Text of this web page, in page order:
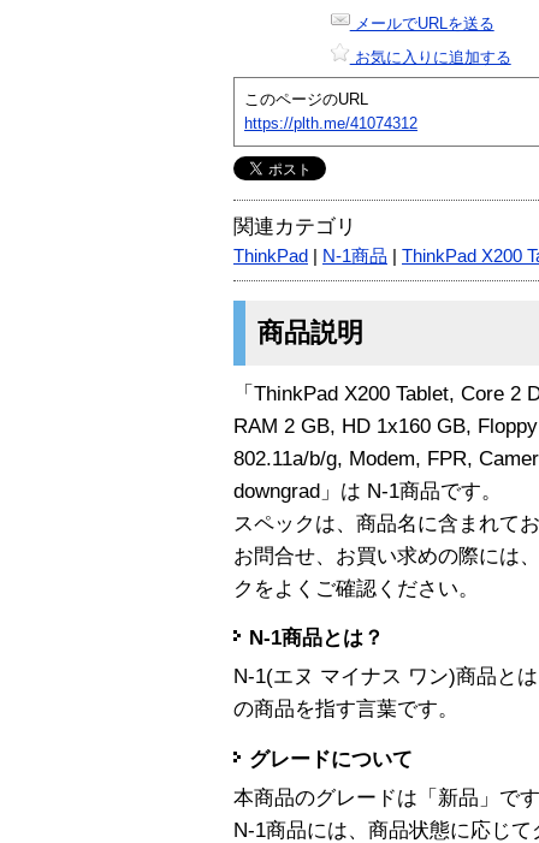
メールでURLを送る
お気に入りに追加する
このページのURL
https://plth.me/41074312
関連カテゴリ
ThinkPad N-1商品 ThinkPad X200
商品説明
「ThinkPad X200 Tablet, Core
RAM 2 GB, HD 1x160 GB,
802.11a/b/g, Modem, FPR,
downgrad」は N-1商品です。
スペックは、商品名に含まれて
お問合せ、お買い求めの際には
クをよくご確認ください。
N-1商品とは？
N-1(エヌ マイナス ワン)商品と
の商品を指す言葉です。
グレードについて
本商品のグレードは「新品」です
N-1商品には、商品状態に応じ